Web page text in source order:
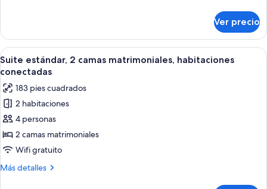
Essential
Atrium
Accessible
Ver precio
Abrir
todas
las
fotos
de
Suite
estándar,
2
camas
Habitación de hotel con piso de
18
Suite estándar, 2 camas matrimoniales, habitaciones
conectadas
183 pies cuadrados
2 habitaciones
4 personas
2 camas matrimoniales
Wifi gratuito
Más detalles
Más